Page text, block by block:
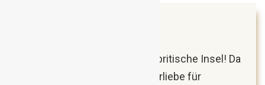
Endlich ging es wieder auf die britische Insel! Da
meine Freundin eine riesige Vorliebe für